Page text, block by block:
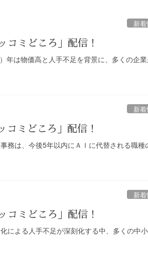
新
コミどころ」配信！
は物価高と人手不足を背景に、多くの企
新
ミどころ」配信！
は、今後5年以内にＡＩに代替される職種
新
コミどころ」配信！
による人手不足が深刻化する中、多くの中